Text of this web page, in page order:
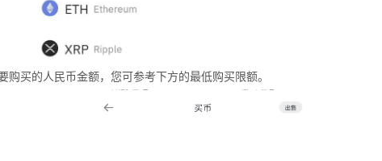
购买的人民币金额，您可参考下方的最低购买限额。